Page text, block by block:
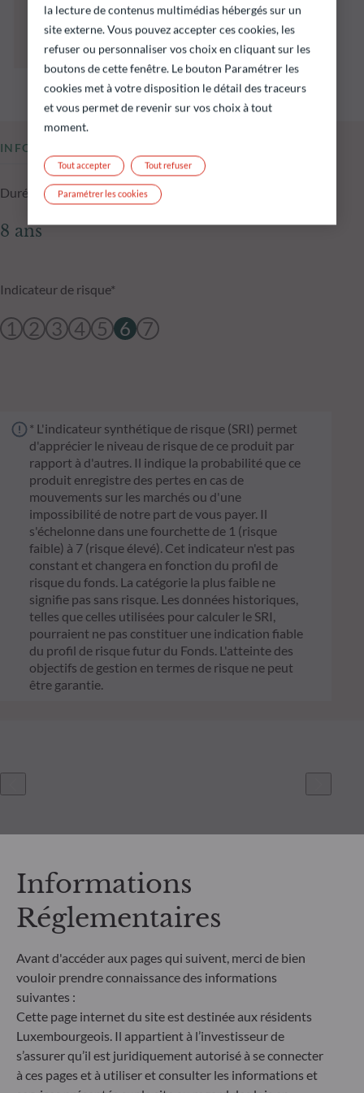
sont pas constantes dans le temps.
L’atteinte des objectifs d’investissement ne
peut être garantie.
INFORMATIONS CLÉS
Durée d'investissement conseillée
8 ans
Indicateur de risque*
1 2 3 4 5 6 7
* L'indicateur synthétique de risque (SRI) permet
d'apprécier le niveau de risque de ce produit par
rapport à d'autres. Il indique la probabilité que ce
produit enregistre des pertes en cas de
mouvements sur les marchés ou d'une
impossibilité de notre part de vous payer. Il
s'échelonne dans une fourchette de 1 (risque
faible) à 7 (risque élevé). Cet indicateur n'est pas
constant et changera en fonction du profil de
risque du fonds. La catégorie la plus faible ne
signifie pas sans risque. Les données historiques,
telles que celles utilisées pour calculer le SRI,
pourraient ne pas constituer une indication fiable
du profil de risque futur du Fonds. L'atteinte des
objectifs de gestion en termes de risque ne peut
être garantie.
12 boulevard de la Madeleine
75440 Paris Cedex 09
France
+33 1 44 51 80 28
Société de Gestion de Portefeuille agréée par l’Autorité des
Marchés Financiers sous le numéro GP99011
* Entité responsable du site internet
Informations
Réglementaires
Avant d'accéder aux pages qui suivent, merci de bien
vouloir prendre connaissance des informations
suivantes :
Cette page internet du site est destinée aux résidents
Luxembourgeois. Il appartient à l’investisseur de
s’assurer qu’il est juridiquement autorisé à se connecter
à ces pages et à utiliser et consulter les informations et
la lecture de contenus multimédias hébergés sur un
site externe. Vous pouvez accepter ces cookies, les
refuser ou personnaliser vos choix en cliquant sur les
boutons de cette fenêtre. Le bouton Paramétrer les
cookies met à votre disposition le détail des traceurs
et vous permet de revenir sur vos choix à tout
moment.
Tout refuser
Tout accepter
Paramétrer les cookies